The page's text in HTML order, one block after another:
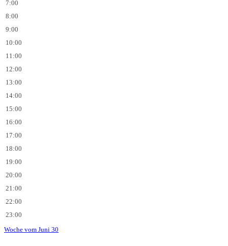
7:00
8:00
9:00
10:00
11:00
12:00
13:00
14:00
15:00
16:00
17:00
18:00
19:00
20:00
21:00
22:00
23:00
Woche vom Juni 30